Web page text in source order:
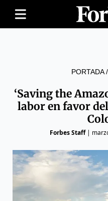
PORTADA/
‘Saving the
labor en favor
Forbes Staff|